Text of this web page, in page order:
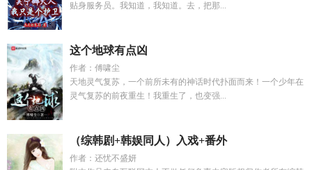
贴身服务员。我知道，我知道。去，把那...
这个地球有点凶
作者：傅啸尘
天地灵气复苏，一个前所未有的神话时代扑面而来！一个少年在
灵气复苏的前夜重生！我重生了，也变强...
（综韩剧+韩娱同人）入戏+番外
作者：还忧不盛妍